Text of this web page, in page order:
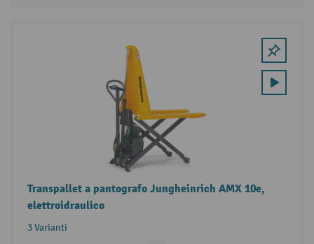
Transpallet a pantografo Jungheinrich AMX 10e,
elettroidraulico
3 Varianti